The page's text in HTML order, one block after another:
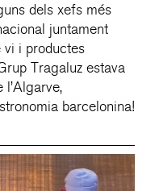
dels xefs més
juntament
vi i productes
Tragaluz estava
barcelonina!